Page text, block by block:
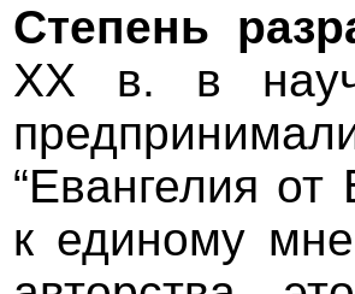
Степень
XX в. в
“Евангелия
к единому